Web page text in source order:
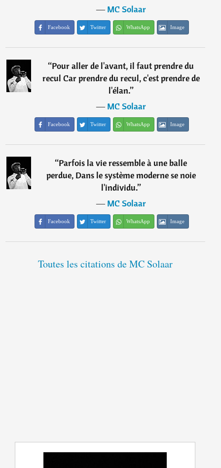
―MC Solaar
Facebook Twitter WhatsApp Image
“Pour aller de l'avant, il faut prendre du
recul Car prendre du recul, c'est prendre de
l'élan.”
―MC Solaar
Facebook Twitter WhatsApp Image
“Parfois la vie ressemble à une balle
perdue, Dans le système moderne se noie
l'individu.”
―MC Solaar
Facebook Twitter WhatsApp Image
Toutes les citations de MC Solaar